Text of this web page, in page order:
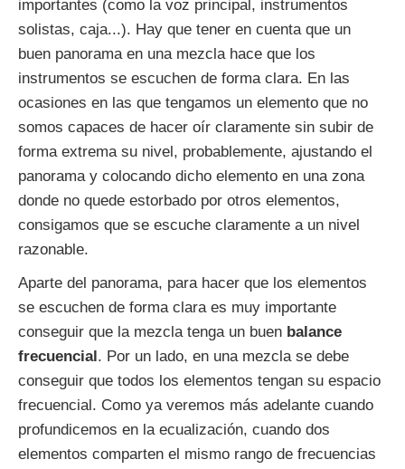
importantes (como la voz principal, instrumentos
solistas, caja...). Hay que tener en cuenta que un
buen panorama en una mezcla hace que los
instrumentos se escuchen de forma clara. En las
ocasiones en las que tengamos un elemento que no
somos capaces de hacer oír claramente sin subir de
forma extrema su nivel, probablemente, ajustando el
panorama y colocando dicho elemento en una zona
donde no quede estorbado por otros elementos,
consigamos que se escuche claramente a un nivel
razonable.
Aparte del panorama, para hacer que los elementos
se escuchen de forma clara es muy importante
conseguir que la mezcla tenga un buen balance
frecuencial. Por un lado, en una mezcla se debe
conseguir que todos los elementos tengan su espacio
frecuencial. Como ya veremos más adelante cuando
profundicemos en la ecualización, cuando dos
elementos comparten el mismo rango de frecuencias